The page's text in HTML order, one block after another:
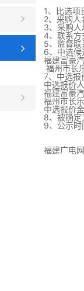
1、比选项
2、采购人
3、采购人
4、联系
5、监督
6、中选候
福建富豪
福州市长
7、中选报
中选报价人
福建富豪
福州市长
中选报价
8、被确定
9、公示
福建广电